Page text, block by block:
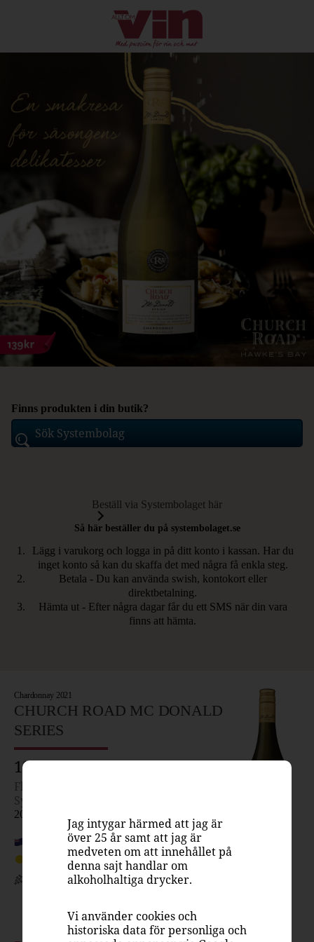
Chardonnay 2021
CHURCH ROAD MC DONALD
SERIES
139 kr
Flaska, 750 ml
Systembolaget
2005001
Nya Zeeland, Hawke's Bay
Vitt vin, fylligt & smakrikt
Chardonnay
Finns produkten i din butik?
Beställ via Systembolaget här
Så här beställer du på systembolaget.se
Lägg i varukorg och logga in på ditt konto i kassan. Har du
inget konto så kan du skaffa det med några få enkla steg.
Betala - Du kan använda swish, kontokort eller
direktbetalning.
Hämta ut - Efter några dagar får du ett SMS när din vara
finns att hämta.
Jag intygar härmed att jag är
över 25 år samt att jag är
medveten om att innehållet på
denna sajt handlar om
alkoholhaltiga drycker.
Vi använder cookies och
historiska data för personliga och